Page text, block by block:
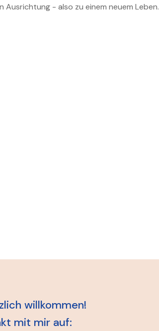
Ausrichtung - also zu einem neuem Leben.
willkommen!
mit mir auf: